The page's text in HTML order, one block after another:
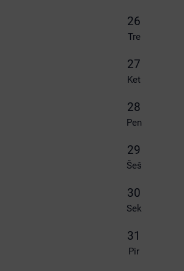
26
Tre
27
Ket
28
Pen
29
Šeš
30
Sek
31
Pir